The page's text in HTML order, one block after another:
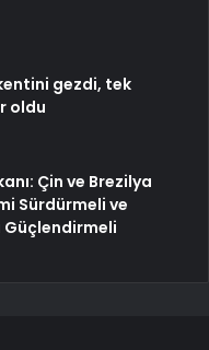
gezdi, tek
oldu
Çin ve Brezilya
Sürdürmeli ve